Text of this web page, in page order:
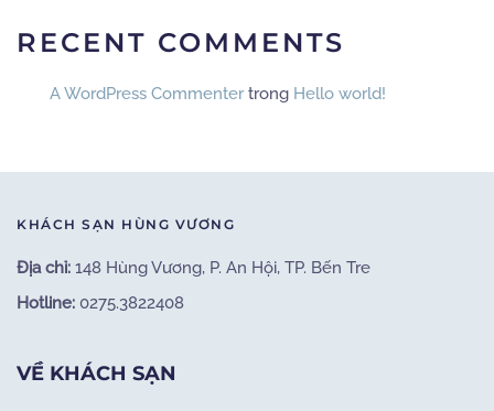
RECENT COMMENTS
A WordPress Commentertrong Hello world!
KHÁCH SẠN HÙNG VƯƠNG
Địa chỉ: 148 Hùng Vương, P. An Hội, TP. Bến Tre
Hotline: 0275.3822408
VỀ KHÁCH SẠN